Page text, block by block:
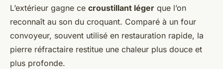
L’extérieur gagne ce croustillant léger que l’on
reconnaît au son du croquant. Comparé à un four
convoyeur, souvent utilisé en restauration rapide, la
pierre réfractaire restitue une chaleur plus douce et
plus profonde.